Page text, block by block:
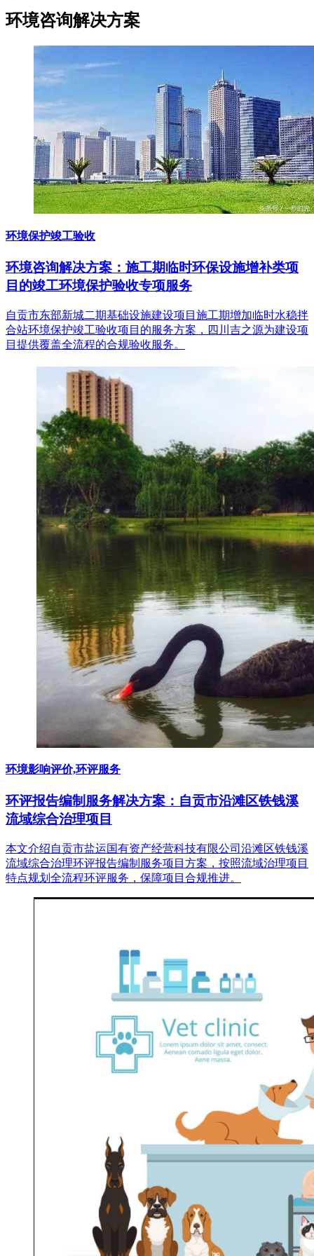
环境咨询解决方案
环境保护竣工验收
环境咨询解决方案：施工期临时环保设施增补类项
目的竣工环境保护验收专项服务
自贡市东部新城二期基础设施建设项目施工期增加临时水稳拌
合站环境保护竣工验收项目的服务方案，四川吉之源为建设项
目提供覆盖全流程的合规验收服务。
环境影响评价,环评服务
环评报告编制服务解决方案：自贡市沿滩区铁钱溪
流域综合治理项目
本文介绍自贡市盐运国有资产经营科技有限公司沿滩区铁钱溪
流域综合治理环评报告编制服务项目方案，按照流域治理项目
特点规划全流程环评服务，保障项目合规推进。